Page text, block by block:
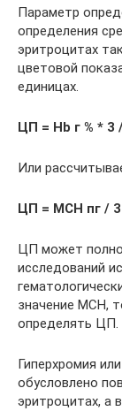
Параметр
определения
эритроцитах
цветовой
единицах.
ЦП = Hb г % *
Или
ЦП = MCH пг /
ЦП может
исследований
значение MCH,
определять ЦП.
Гиперхромия
обусловлено
эритроцитах, а